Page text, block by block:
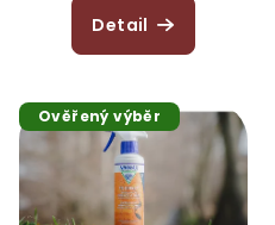
Detail
Ověřený výběr